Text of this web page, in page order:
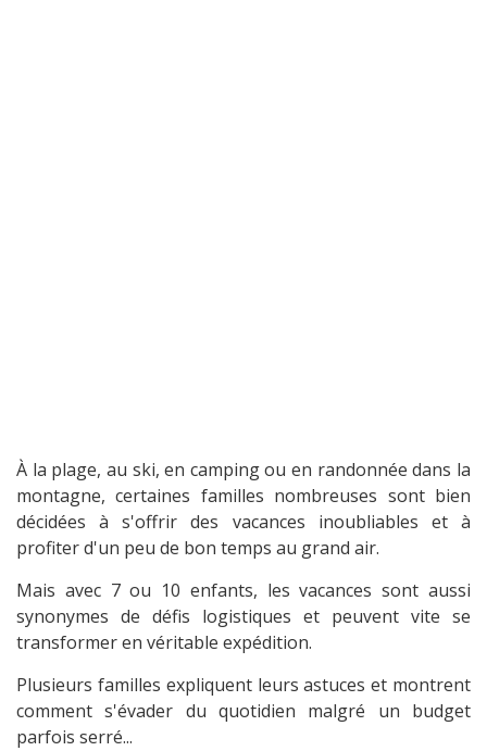
À la plage, au ski, en camping ou en randonnée dans la
montagne, certaines familles nombreuses sont bien
décidées à s'offrir des vacances inoubliables et à
profiter d'un peu de bon temps au grand air.
Mais avec 7 ou 10 enfants, les vacances sont aussi
synonymes de défis logistiques et peuvent vite se
transformer en véritable expédition.
Plusieurs familles expliquent leurs astuces et montrent
comment s'évader du quotidien malgré un budget
parfois serré...